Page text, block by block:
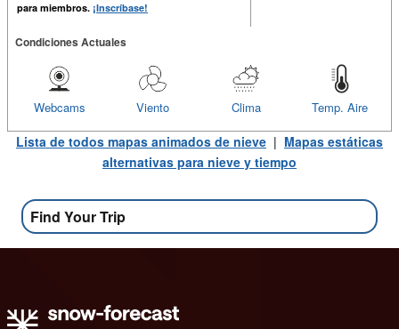
para miembros. ¡Inscríbase!
Condiciones Actuales
Temp. Aire
Clima
Viento
Webcams
Lista de todos mapas animados de nieve | Mapas estáticas
alternativas para nieve y tiempo
Find Your Trip